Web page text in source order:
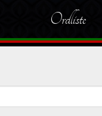
Ordliste